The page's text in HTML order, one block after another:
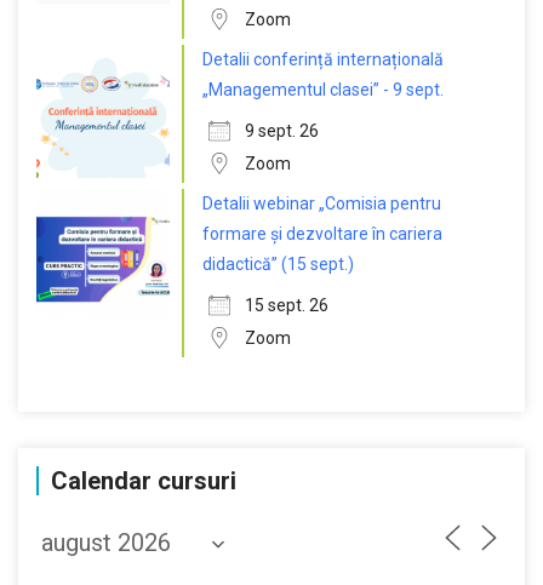
Zoom
Detalii conferință internațională
„Managementul clasei” - 9 sept.
9 sept. 26
Zoom
Detalii webinar „Comisia pentru
formare și dezvoltare în cariera
didactică” (15 sept.)
15 sept. 26
Zoom
Calendar cursuri